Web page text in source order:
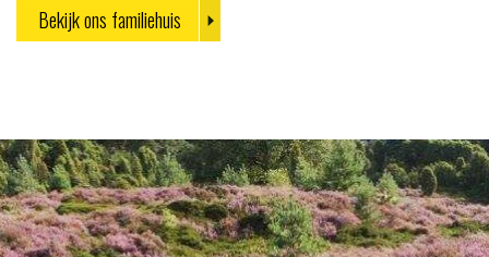
Bekijk ons familiehuis